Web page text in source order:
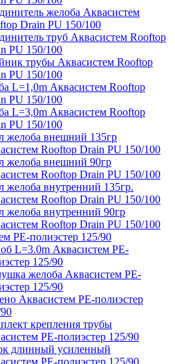
желоба Аквасистем
Drain PU 150/100
труб Аквасистем Rooftop
PU 150/100
трубы Аквасистем Rooftop
PU 150/100
L=1,0m Аквасистем Rooftop
PU 150/100
L=3,0m Аквасистем Rooftop
PU 150/100
желоба внешний 135гр
Rooftop Drain PU 150/100
желоба внешний 90гр
Rooftop Drain PU 150/100
желоба внутренний 135гр.
Rooftop Drain PU 150/100
желоба внутренний 90гр
Rooftop Drain PU 150/100
PE-полиэстер 125/90
L=3.0m Аквасистем PE-
125/90
желоба Аквасистем PE-
125/90
Аквасистем PE-полиэстер
крепления трубы
PE-полиэстер 125/90
длинный усиленный
PE-полиэстер 125/90